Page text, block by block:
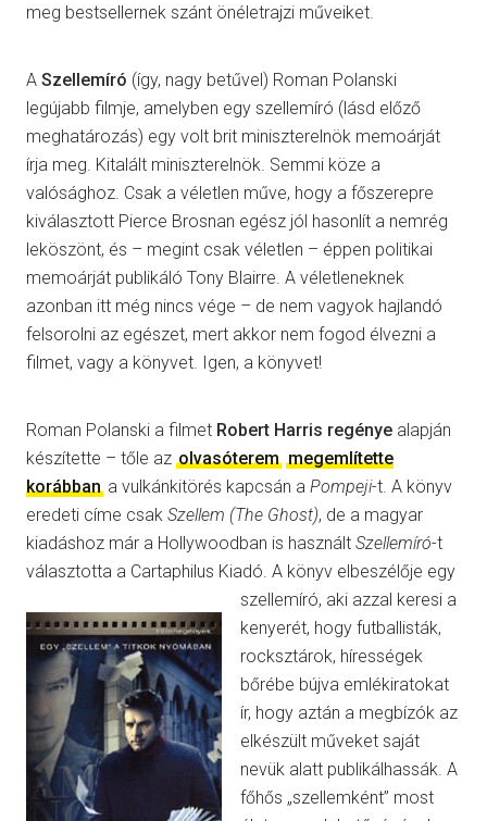
meg bestsellernek szánt önéletrajzi műveiket.
A Szellemíró (így, nagy betűvel) Roman Polanski
legújabb filmje, amelyben egy szellemíró (lásd előző
meghatározás) egy volt brit miniszterelnök memoárját
írja meg. Kitalált miniszterelnök. Semmi köze a
valósághoz. Csak a véletlen műve, hogy a főszerepre
kiválasztott Pierce Brosnan egész jól hasonlít a nemrég
leköszönt, és – megint csak véletlen – éppen politikai
memoárját publikáló Tony Blairre. A véletleneknek
azonban itt még nincs vége – de nem vagyok hajlandó
felsorolni az egészet, mert akkor nem fogod élvezni a
filmet, vagy a könyvet. Igen, a könyvet!
Roman Polanski a filmet Robert Harris regénye alapján
készítette – tőle az olvasóterem megemlítette
korábban a vulkánkitörés kapcsán a Pompeji-t. A könyv
eredeti címe csak Szellem (The Ghost), de a magyar
kiadáshoz már a Hollywoodban is használt Szellemíró-t
választotta a Cartaphilus Kiadó. A könyv elbeszélője egy
szellemíró, aki azzal keresi a
kenyerét, hogy futballisták,
rocksztárok, hírességek
bőrébe bújva emlékiratokat
ír, hogy aztán a megbízók az
elkészült műveket saját
nevük alatt publikálhassák. A
főhős „szellemként” most